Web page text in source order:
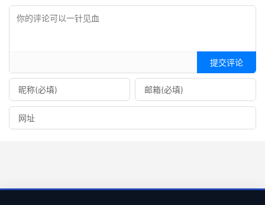
提交评论